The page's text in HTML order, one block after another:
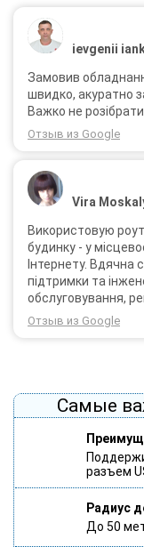
ievgenii
Замовив
швидко, акуратно
Важко не
Отзыв из Google
Vira
Використовую
будинку - у
Інтернету. Вдячна
підтримки та інженерам за
обслуговування,
Через 3 роки після
тоді рішення
Отзыв из Google
Самые
разъем
Радиус
До 50